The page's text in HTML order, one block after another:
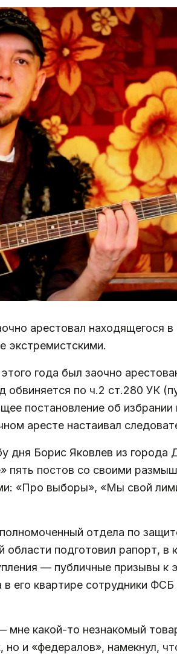
арестовал находящегося
экстремистскими.
года был заочно
обвиняется по ч.2 ст.280 УК
постановление об
аресте настаивал
дня Борис Яковлев из
пять постов со своими
«Про выборы», «Мы свой
отдела по
подготовил рапорт, в
— публичные призывы к
его квартире сотрудники
мне какой-то незнакомый
и «федералов», намекнул,